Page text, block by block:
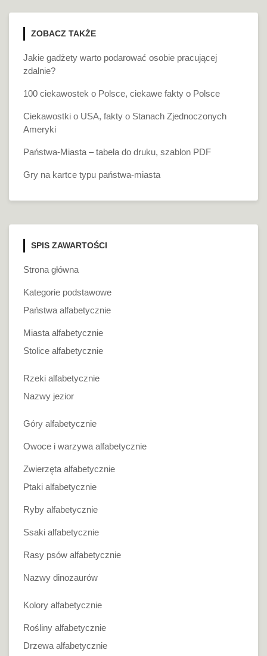
ZOBACZ TAKŻE
Jakie gadżety warto podarować osobie pracującej
zdalnie?
100 ciekawostek o Polsce, ciekawe fakty o Polsce
Ciekawostki o USA, fakty o Stanach Zjednoczonych
Ameryki
Państwa-Miasta – tabela do druku, szablon PDF
Gry na kartce typu państwa-miasta
SPIS ZAWARTOŚCI
Strona główna
Kategorie podstawowe
Państwa alfabetycznie
Miasta alfabetycznie
Stolice alfabetycznie
Rzeki alfabetycznie
Nazwy jezior
Góry alfabetycznie
Owoce i warzywa alfabetycznie
Zwierzęta alfabetycznie
Ptaki alfabetycznie
Ryby alfabetycznie
Ssaki alfabetycznie
Rasy psów alfabetycznie
Nazwy dinozaurów
Kolory alfabetycznie
Rośliny alfabetycznie
Drzewa alfabetycznie